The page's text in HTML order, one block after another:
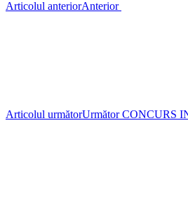
Articolul anteriorAnterior
Articolul următorUrmător CONCURS